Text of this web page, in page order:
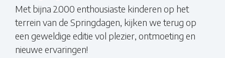
Met bijna 2.000 enthousiaste kinderen op het
terrein van de Springdagen, kijken we terug op
een geweldige editie vol plezier, ontmoeting en
nieuwe ervaringen!